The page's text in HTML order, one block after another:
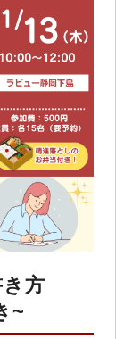
方
~